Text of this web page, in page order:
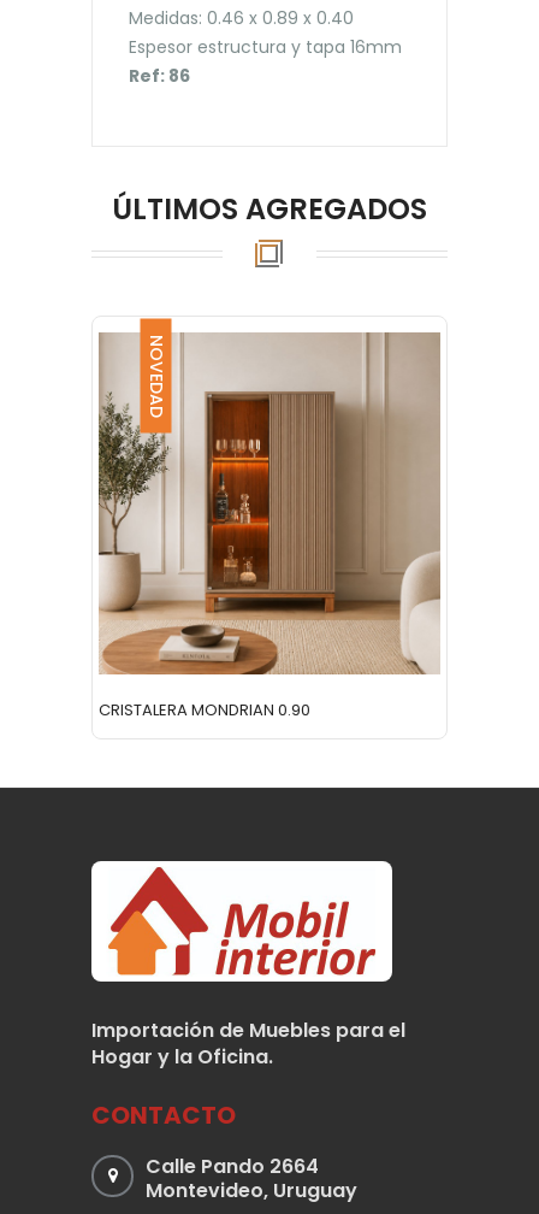
Medidas: 0.46 x 0.89 x 0.40
Espesor estructura y tapa 16mm
Ref: 86
ÚLTIMOS AGREGADOS
NOVEDAD
CRISTALERA MONDRIAN 0.90
Importación de Muebles para el
Hogar y la Oficina.
CONTACTO
Calle Pando 2664
Montevideo, Uruguay